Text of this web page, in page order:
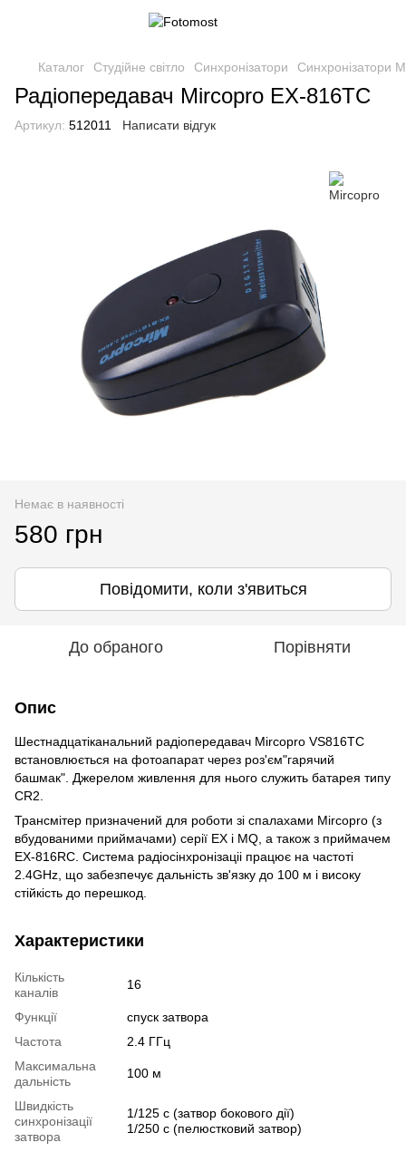
Каталог Студійне світло Синхронізатори Синхронізатори
Радіопередавач Mircopro EX-816TC
Артикул: 512011 Написати відгук
Немає в наявності
580 грн
Повідомити, коли з'явиться
До обраного Порівняти
Опис
Шестнадцатіканальний радіопередавач Mircopro VS816TC
встановлюється на фотоапарат через роз'єм"гарячий
башмак". Джерелом живлення для нього служить батарея типу
CR2.
Трансмітер призначений для роботи зі спалахами Mircopro (з
вбудованими приймачами) серії EX і MQ, а також з приймачем
EX-816RC. Система радіосінхронізаціі працює на частоті
2.4GHz, що забезпечує дальність зв'язку до 100 м і високу
стійкість до перешкод.
Характеристики
Кількість
каналів
16
Функції
спуск затвора
Частота
2.4 ГГц
Максимальна
дальність
100 м
Швидкість
синхронізації
затвора
1/125 с (затвор бокового дії)
1/250 с (пелюстковий затвор)